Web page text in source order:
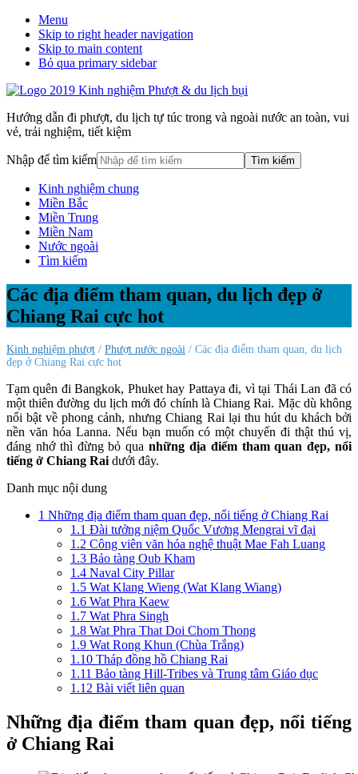
Menu
Skip to right header navigation
Skip to main content
Bỏ qua primary sidebar
Hướng dẫn đi phượt, du lịch tự túc trong và ngoài nước an toàn, vui
vẻ, trải nghiệm, tiết kiệm
Nhập để tìm kiếm
Kinh nghiệm chung
Miền Bắc
Miền Trung
Miền Nam
Nước ngoài
Tìm kiếm
Các địa điểm tham quan, du lịch đẹp ở
Chiang Rai cực hot
Kinh nghiệm phượt / Phượt nước ngoài / Các địa điểm tham quan, du lịch
đẹp ở Chiang Rai cực hot
Tạm quên đi Bangkok, Phuket hay Pattaya đi, vì tại Thái Lan đã có
một thiên đường du lịch mới đó chính là Chiang Rai. Mặc dù không
nổi bật về phong cảnh, nhưng Chiang Rai lại thu hút du khách bởi
nền văn hóa Lanna. Nếu bạn muốn có một chuyến đi thật thú vị,
đáng nhớ thì đừng bỏ qua những địa điểm tham quan đẹp, nổi
tiếng ở Chiang Rai dưới đây.
Danh mục nội dung
1 Những địa điểm tham quan đẹp, nổi tiếng ở Chiang Rai
1.1 Đài tưởng niệm Quốc Vương Mengrai vĩ đại
1.2 Công viên văn hóa nghệ thuật Mae Fah Luang
1.3 Bảo tàng Oub Kham
1.4 Naval City Pillar
1.5 Wat Klang Wieng (Wat Klang Wiang)
1.6 Wat Phra Kaew
1.7 Wat Phra Singh
1.8 Wat Phra That Doi Chom Thong
1.9 Wat Rong Khun (Chùa Trắng)
1.10 Tháp đồng hồ Chiang Rai
1.11 Bảo tàng Hill-Tribes và Trung tâm Giáo dục
1.12 Bài viết liên quan
Những địa điểm tham quan đẹp, nổi tiếng
ở Chiang Rai